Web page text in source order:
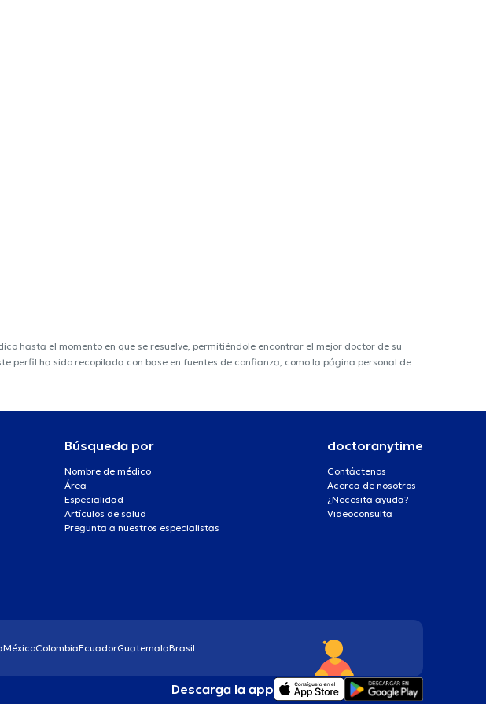
hasta el momento en que se resuelve, permitiéndole encontrar el mejor doctor de su
ha sido recopilada con base en fuentes de confianza, como la página personal de
Búsqueda por
Nombre de médico
Área
Especialidad
Artículos de salud
Pregunta a nuestros especialistas
doctoranytime
Contáctenos
Acerca de nosotros
¿Necesita ayuda?
Videoconsulta
MéxicoColombiaEcuadorGuatemalaBrasil
Descarga la app